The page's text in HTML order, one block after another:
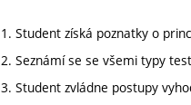
1. Student získá poznatky o
2. Seznámí se se všemi typy
3. Student zvládne postupy